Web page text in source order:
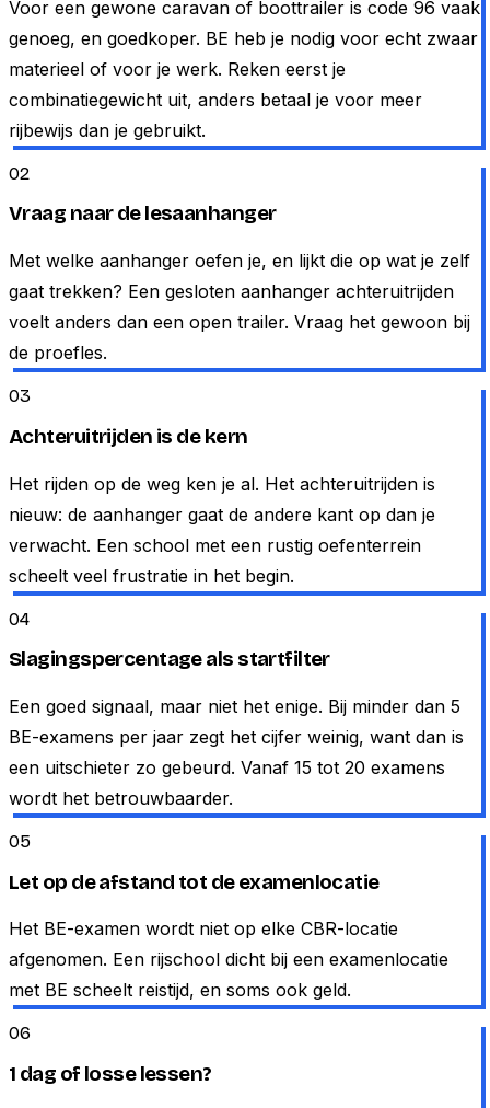
Voor een gewone caravan of boottrailer is code 96 vaak
genoeg, en goedkoper. BE heb je nodig voor echt zwaar
materieel of voor je werk. Reken eerst je
combinatiegewicht uit, anders betaal je voor meer
rijbewijs dan je gebruikt.
02
Vraag naar de lesaanhanger
Met welke aanhanger oefen je, en lijkt die op wat je zelf
gaat trekken? Een gesloten aanhanger achteruitrijden
voelt anders dan een open trailer. Vraag het gewoon bij
de proefles.
03
Achteruitrijden is de kern
Het rijden op de weg ken je al. Het achteruitrijden is
nieuw: de aanhanger gaat de andere kant op dan je
verwacht. Een school met een rustig oefenterrein
scheelt veel frustratie in het begin.
04
Slagingspercentage als startfilter
Een goed signaal, maar niet het enige. Bij minder dan 5
BE-examens per jaar zegt het cijfer weinig, want dan is
een uitschieter zo gebeurd. Vanaf 15 tot 20 examens
wordt het betrouwbaarder.
05
Let op de afstand tot de examenlocatie
Het BE-examen wordt niet op elke CBR-locatie
afgenomen. Een rijschool dicht bij een examenlocatie
met BE scheelt reistijd, en soms ook geld.
06
1 dag of losse lessen?